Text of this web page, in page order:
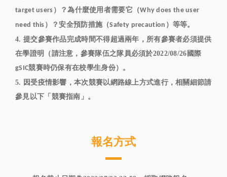
target users ）？為什麼使用者需要它（Why does the user
need this ）？安全預防措施（Safety precaution ）等等。
4. 提交參賽作品完成時間不得超過兩年，所有參賽者必須提供
在學證明（請注意，參賽隊伍之隊員必須於2022/08/26國際
gSIC競賽時仍保有在校學生身份）。
5. 因受疫情影響，本次競賽以網路線上方式進行，相關細節請
參見以下「競賽指南」。
報名方式